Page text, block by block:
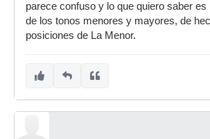
parece confuso y lo que quiero saber es
de los tonos menores y mayores, de
posiciones de La Menor.